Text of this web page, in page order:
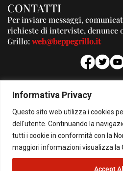
Informativa Privacy
Questo sito web utilizza i cookies
dell'utente. Continuando la
tutti i cookie in conformità con la
maggiori informazioni visualizza la
Accept
CONTATTI
Per inviare messaggi,
richieste di interviste, denunce
Grillo:web@beppegrillo.it
Per la tua
© Copyright 2026 - Il Blog di Beppe Grillo.